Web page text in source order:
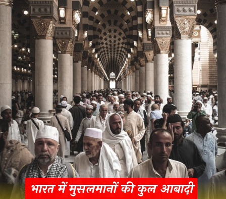
भारत में मुसलमानों की कुल आबादी
भारत में मुसलमानों की कुल आबादी